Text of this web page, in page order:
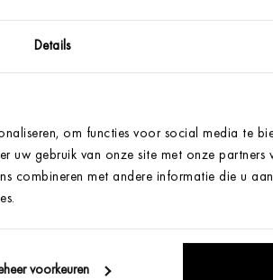
Details
om functies voor social media te
uw gebruik van onze site met onze
combineren met andere informatie die u
voorkeuren